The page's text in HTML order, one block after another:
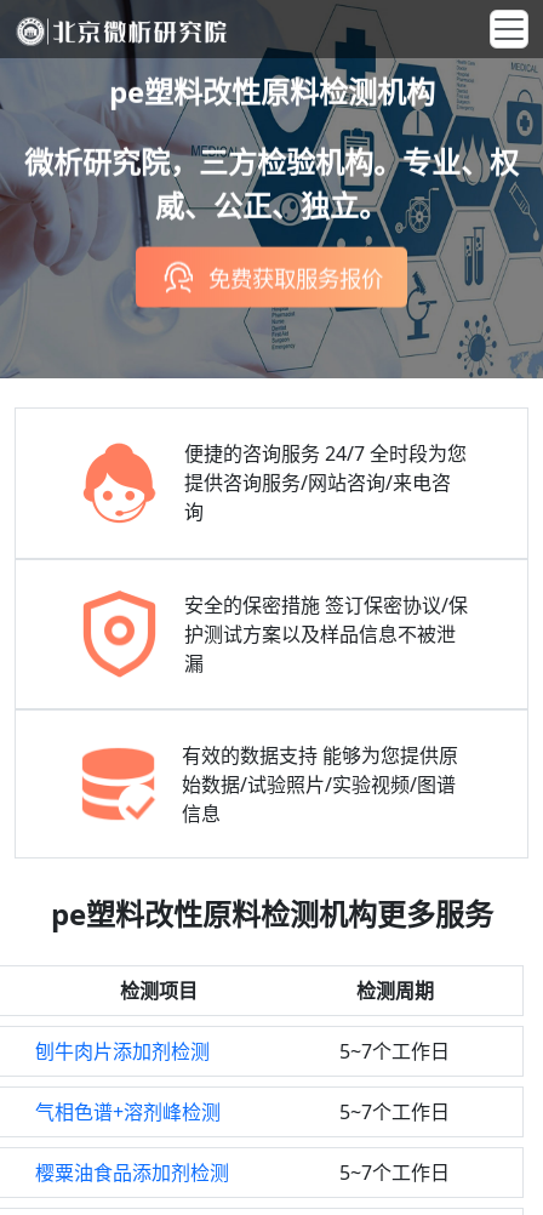
pe塑料改性原料检测机构
微析研究院，三方检验机构。专业、权
威、公正、独立。
免费获取服务报价
便捷的咨询服务24/7 全时段为您
提供咨询服务/网站咨询/来电咨
询
安全的保密措施 签订保密协议/保
护测试方案以及样品信息不被泄
漏
有效的数据支持 能够为您提供原
始数据/试验照片/实验视频/图谱
信息
pe塑料改性原料检测机构更多服务
检测项目 检测周期
刨牛肉片添加剂检测 5~7个工作日
气相色谱+溶剂峰检测 5~7个工作日
樱粟油食品添加剂检测 5~7个工作日